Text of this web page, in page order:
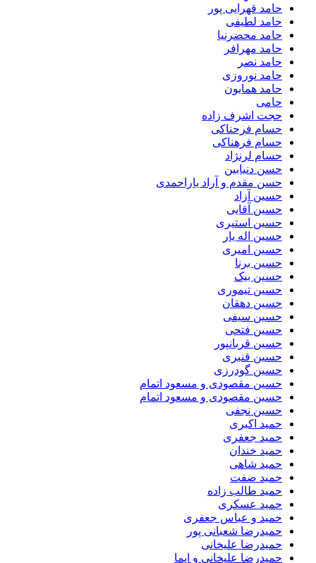
حامد قهرایی پور
حامد لطیفی
حامد محضرنیا
حامد مهرافر
حامد نصر
حامد نوروزی
حامد همایون
حامی
حجت اشرف زاده
حسام فرحناکی
حسام فرهناکی
حسام لرنژاد
حسن دنیابین
حسن مقدم و آراد یاراحمدی
حسین آزاد
حسین آقایی
حسین استیری
حسین اله یار
حسین امیری
حسین برنا
حسین بیک
حسین تیموری
حسین دهقان
حسین سیفی
حسین فتحی
حسین قربانپور
حسین قنبری
حسین گودرزی
حسین مقصودى و مسعود اتمام
حسین مقصودی و مسعود اتمام
حسین نجفی
حمید اکبری
حمید جعفری
حمید خندان
حمید شاهی
حمید صفت
حمید طالب زاده
حمید عسکری
حمید و عباس جعفری
حمیدرضا شعبانی پور
حمیدرضا علیخانی
حمیدرضا علیخانی و ایما